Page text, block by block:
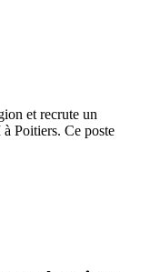
et recrute un
Poitiers. Ce poste